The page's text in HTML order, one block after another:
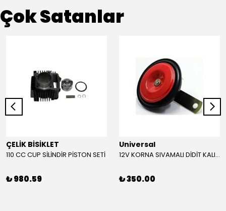
Çok Satanlar
ÇELİK BİSİKLET
110 CC CUP SİLİNDİR PİSTON SETİ
₺ 980.59
Universal
12V KORNA SIVAMALI DİDİT KALIN SESLİ (KIRMIZI)
₺ 350.00